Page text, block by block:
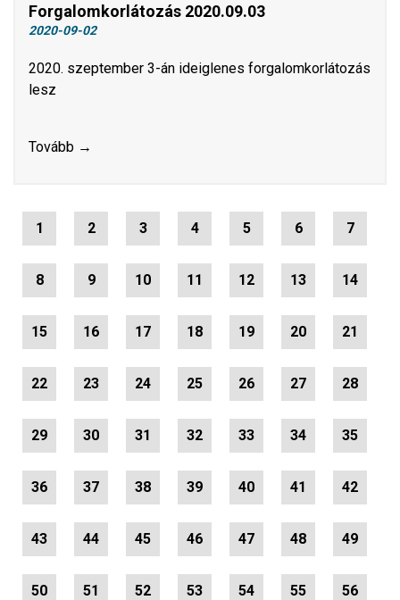
Forgalomkorlátozás 2020.09.03
2020-09-02
2020. szeptember 3-án ideiglenes forgalomkorlátozás
lesz
Tovább →
1 2 3 4 5 6 7
8 9 10 11 12 13 14
15 16 17 18 19 20 21
22 23 24 25 26 27 28
29 30 31 32 33 34 35
36 37 38 39 40 41 42
43 44 45 46 47 48 49
50 51 52 53 54 55 56